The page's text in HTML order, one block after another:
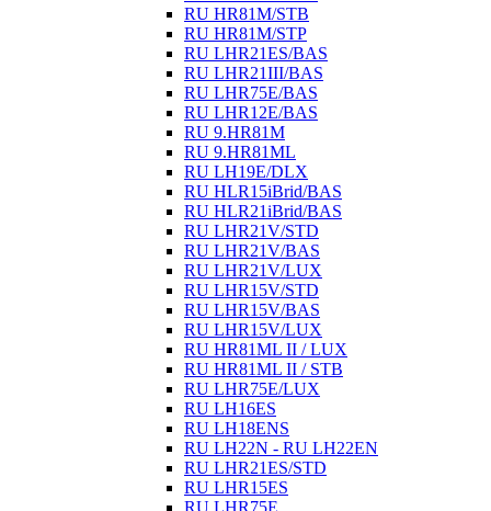
RU HR81M/STB
RU HR81M/STP
RU LHR21ES/BAS
RU LHR21III/BAS
RU LHR75E/BAS
RU LHR12E/BAS
RU 9.HR81M
RU 9.HR81ML
RU LH19E/DLX
RU HLR15iBrid/BAS
RU HLR21iBrid/BAS
RU LHR21V/STD
RU LHR21V/BAS
RU LHR21V/LUX
RU LHR15V/STD
RU LHR15V/BAS
RU LHR15V/LUX
RU HR81ML II / LUX
RU HR81ML II / STB
RU LHR75E/LUX
RU LH16ES
RU LH18ENS
RU LH22N - RU LH22EN
RU LHR21ES/STD
RU LHR15ES
RU LHR75E